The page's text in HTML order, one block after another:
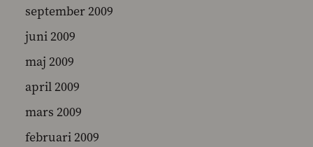
september 2009
juni 2009
maj 2009
april 2009
mars 2009
februari 2009